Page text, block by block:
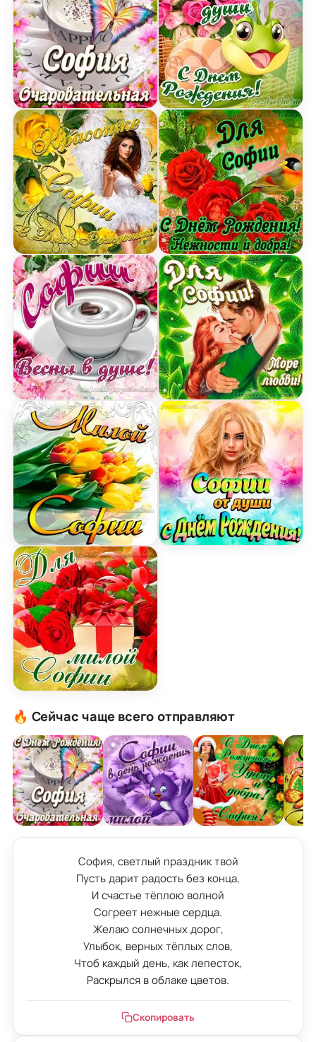
Открытка очаровательной Софии с Днем
Картинка красотке Софии с Днем рождения с
Открытка Софии на День Рождения с
Картинка милой Софии с днем Рождения с
Картинка для милой Софии с подарком и розами
Открытка Софии от
Открытка для Софии с
Открытка с Днем
Открытка Софии от
🔥 Сейчас чаще всего отправляют
София, светлый праздник твой
Пусть дарит радость без конца,
И счастье тёплою волной
Согреет нежные сердца.
Желаю солнечных дорог,
Улыбок, верных тёплых слов,
Чтоб каждый день, как лепесток,
Раскрылся в облаке цветов.
Скопировать